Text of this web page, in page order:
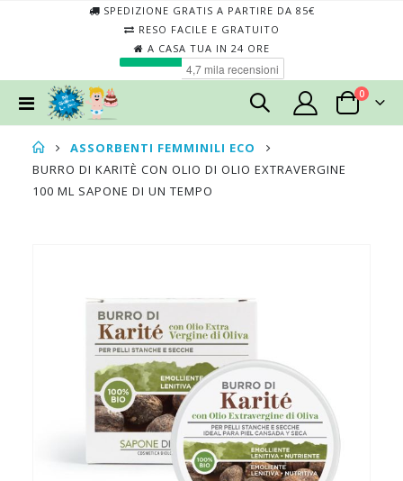
SPEDIZIONE GRATIS A PARTIRE DA 85€
RESO FACILE E GRATUITO
A CASA TUA IN 24 ORE
Toggle
Nav
Cart
0elementi
ASSORBENTI FEMMINILI ECO
BURRO DI KARITÈ CON OLIO DI OLIO EXTRAVERGINE
100 ML SAPONE DI UN TEMPO